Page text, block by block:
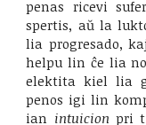
penas ricevi
spertis, aŭ la
lia progresado,
helpu lin ĉe lia
elektita kiel lia
penos igi lin
ian intuicion pri